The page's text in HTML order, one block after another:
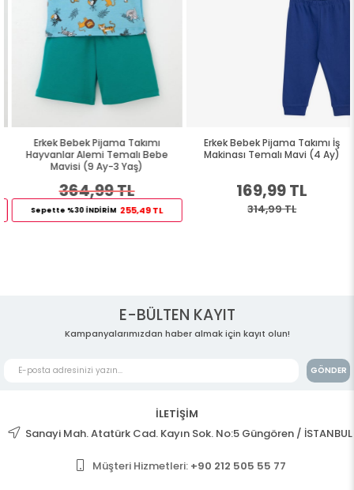
Erkek Bebek Pijama Takımı
Hayvanlar Alemi Temalı Bebe
Mavisi (9 Ay-3 Yaş)
364,99 TL
Sepette %30 İNDİRİM 255,49 TL
Erkek Bebek Pijama Takımı İş
Makinası Temalı Mavi (4 Ay)
169,99 TL
314,99 TL
E-BÜLTEN KAYIT
Kampanyalarımızdan haber almak için kayıt olun!
GÖNDER
İLETİŞİM
Sanayi Mah. Atatürk Cad. Kayın Sok. No:5 Güngören / İSTANBUL
Müşteri Hizmetleri: +90 212 505 55 77